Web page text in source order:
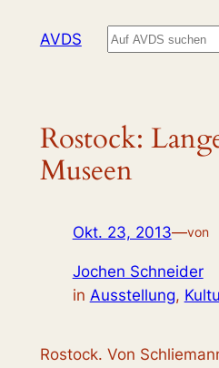
InhaltAVDS Suchen
Rostock:
Museen
Okt. 23, 2013—von
Jochen Schneider
in Ausstellung,
Rostock. Von